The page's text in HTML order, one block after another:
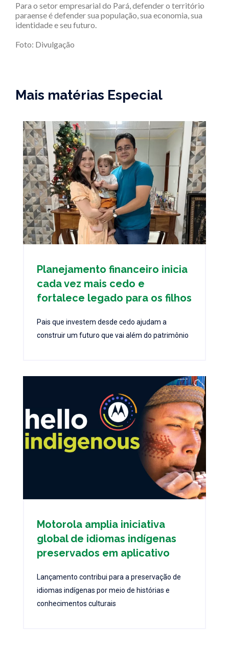
Para o setor empresarial do Pará, defender o território
paraense é defender sua população, sua economia, sua
identidade e seu futuro.
Foto: Divulgação
Mais matérias Especial
Planejamento financeiro inicia
cada vez mais cedo e
fortalece legado para os filhos
Pais que investem desde cedo ajudam a
construir um futuro que vai além do patrimônio
Motorola amplia iniciativa
global de idiomas indígenas
preservados em aplicativo
Lançamento contribui para a preservação de
idiomas indígenas por meio de histórias e
conhecimentos culturais